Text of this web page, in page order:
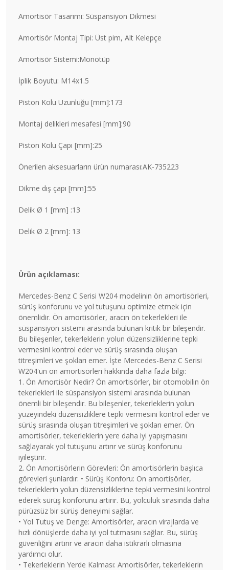
Amortisör Tasarımı: Süspansiyon Dikmesi
Amortisör Montaj Tipi: Üst pim, Alt Kelepçe
Amortisör Sistemi:Monotüp
İplik Boyutu: M14x1.5
Piston Kolu Uzunluğu [mm]:173
Montaj delikleri mesafesi [mm]:90
Piston Kolu Çapı [mm]:25
Önerilen aksesuarların ürün numarası:AK-735223
Dikme dış çapı [mm]:55
Delik Ø 1 [mm] :13
Delik Ø 2 [mm]: 13
Ürün açıklaması:
Mercedes-Benz C Serisi W204 modelinin ön amortisörleri,
sürüş konforunu ve yol tutuşunu optimize etmek için
önemlidir. Ön amortisörler, aracın ön tekerlekleri ile
süspansiyon sistemi arasında bulunan kritik bir bileşendir.
Bu bileşenler, tekerleklerin yolun düzensizliklerine tepki
vermesini kontrol eder ve sürüş sırasında oluşan
titreşimleri ve şokları emer. İşte Mercedes-Benz C Serisi
W204'ün ön amortisörleri hakkında daha fazla bilgi:
1. Ön Amortisör Nedir? Ön amortisörler, bir otomobilin ön
tekerlekleri ile süspansiyon sistemi arasında bulunan
önemli bir bileşendir. Bu bileşenler, tekerleklerin yolun
yüzeyindeki düzensizliklere tepki vermesini kontrol eder ve
sürüş sırasında oluşan titreşimleri ve şokları emer. Ön
amortisörler, tekerleklerin yere daha iyi yapışmasını
sağlayarak yol tutuşunu artırır ve sürüş konforunu
iyileştirir.
2. Ön Amortisörlerin Görevleri: Ön amortisörlerin başlıca
görevleri şunlardır: • Sürüş Konforu: Ön amortisörler,
tekerleklerin yolun düzensizliklerine tepki vermesini kontrol
ederek sürüş konforunu artırır. Bu, yolculuk sırasında daha
pürüzsüz bir sürüş deneyimi sağlar.
• Yol Tutuş ve Denge: Amortisörler, aracın virajlarda ve
hızlı dönüşlerde daha iyi yol tutmasını sağlar. Bu, sürüş
güvenliğini artırır ve aracın daha istikrarlı olmasına
yardımcı olur.
• Tekerleklerin Yerde Kalması: Amortisörler, tekerleklerin